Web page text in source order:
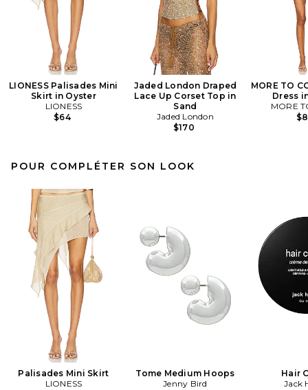
LIONESS Palisades Mini
Skirt in Oyster
LIONESS
$64
Jaded London Draped
Lace Up Corset Top in
Sand
Jaded London
$170
MORE TO
Dress
MORE
POUR COMPLÉTER SON LOOK
Palisades Mini Skirt
LIONESS
Tome Medium Hoops
Jenny Bird
Hair
Jack